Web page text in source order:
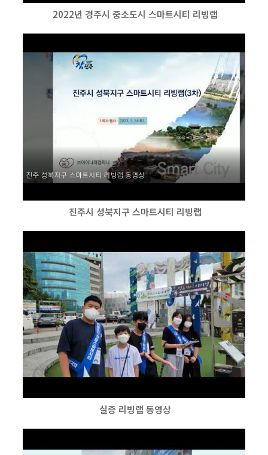
2022년 경주시 중소도시 스마트시티 리빙랩
진주시 성북지구 스마트시티 리빙랩
실증 리빙랩 동영상